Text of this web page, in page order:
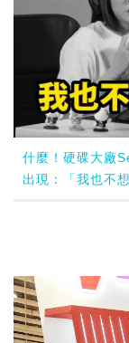
什麼！硬碟大廠
出現：「我也不